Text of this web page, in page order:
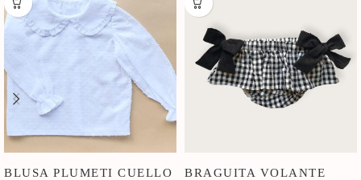
BLUSA PLUMETI CUELLO
BRAGUITA VOLANTE